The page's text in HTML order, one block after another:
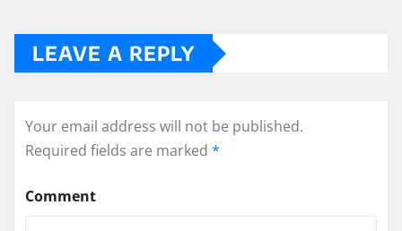
LEAVE A REPLY
Your email address will not be published.
Required fields are marked *
Comment